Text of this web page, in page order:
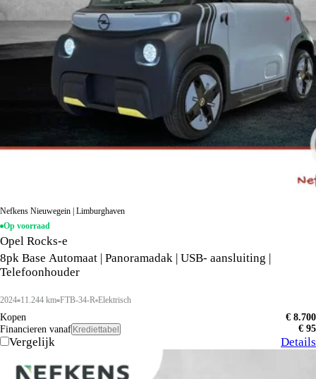
Nefkens Nieuwegein | Limburghaven
Op voorraad
Opel Rocks-e
8pk Base Automaat | Panoramadak | USB- aansluiting |
Telefoonhouder
2024 11.244 km FTB-34-R Elektrisch
Kopen
€ 8.700
Financieren vanaf Krediettabel € 95
Vergelijk Details